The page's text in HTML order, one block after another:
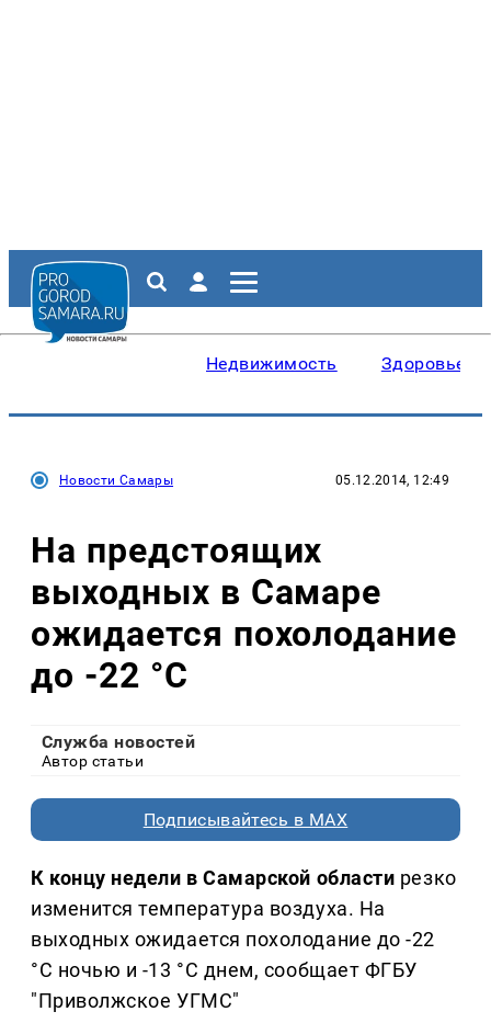
Недвижимость Здоровье
Новости Самары 05.12.2014, 12:49
На предстоящих
выходных в Самаре
ожидается похолодание
до -22 °C
Служба новостей
Автор статьи
Подписывайтесь в MAX
К концу недели в Самарской области резко
изменится температура воздуха. На
выходных ожидается похолодание до -22
°C ночью и -13 °C днем, сообщает ФГБУ
"Приволжское УГМС"